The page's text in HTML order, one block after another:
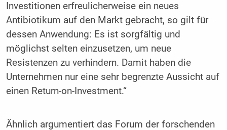
Investitionen erfreulicherweise ein neues
Antibiotikum auf den Markt gebracht, so gilt für
dessen Anwendung: Es ist sorgfältig und
möglichst selten einzusetzen, um neue
Resistenzen zu verhindern. Damit haben die
Unternehmen nur eine sehr begrenzte Aussicht auf
einen Return-on-Investment.“
Ähnlich argumentiert das Forum der forschenden